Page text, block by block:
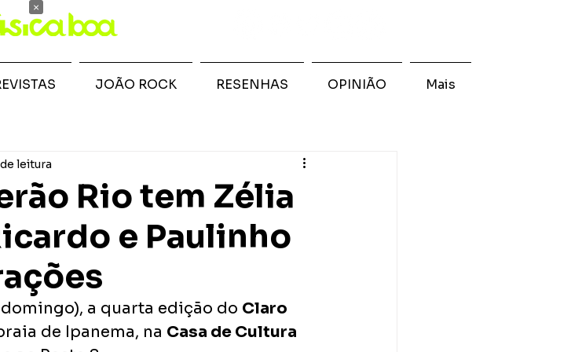
Rio tem Zélia
e Paulinho
leitura
a quarta edição do Claro
de Ipanema, na Casa de Cultura
JOÃO ROCK RESENHAS OPINIÃO Mais
×